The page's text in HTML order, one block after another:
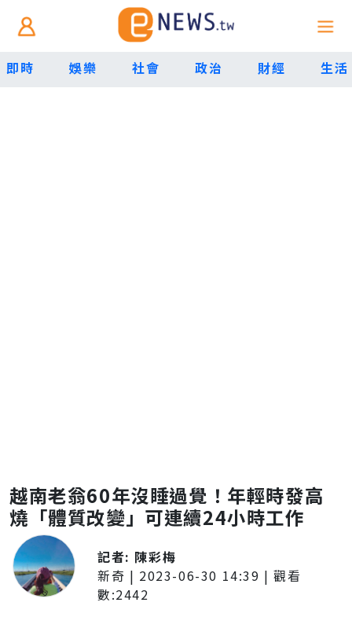
即時 娛樂 社會 政治 財經 生活
越南老翁60年沒睡過覺！年輕時發高
燒「體質改變」可連續24小時工作
記者: 陳彩梅
新奇 | 2023-06-30 14:39 | 觀看
數:2442